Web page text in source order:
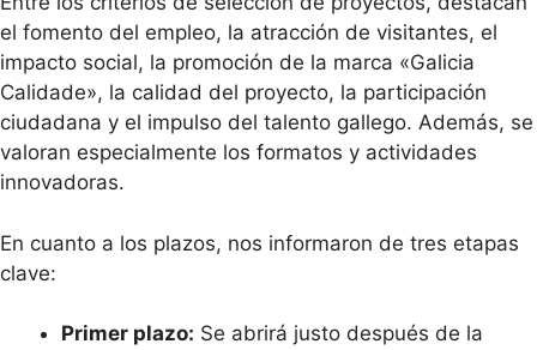
el fomento del empleo, la atracción de visitantes, el
impacto social, la promoción de la marca «Galicia
Calidade», la calidad del proyecto, la participación
ciudadana y el impulso del talento gallego. Además, se
valoran especialmente los formatos y actividades
innovadoras.
En cuanto a los plazos, nos informaron de tres etapas
clave:
Primer plazo: Se abrirá justo después de la